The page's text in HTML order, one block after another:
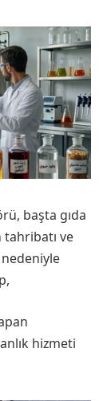
başta gıda
ve
hizmeti